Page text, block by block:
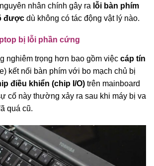
nhân chính gây ra lỗi bàn phím
được dù không có tác động vật lý nào.
bị lỗi phần cứng
nghiêm trọng hơn bao gồm việc cáp tín
kết nối bàn phím với bo mạch chủ bị
điều khiển (chip I/O) trên mainboard
cố này thường xảy ra sau khi máy bị va
quá cũ.